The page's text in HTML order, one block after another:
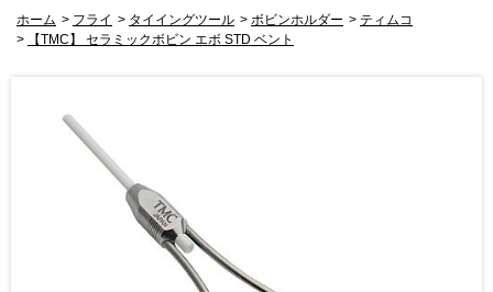
ホーム > フライ > タイイングツール > ボビンホルダー > ティムコ
>
【TMC】 セラミックボビン エボ STD ベント